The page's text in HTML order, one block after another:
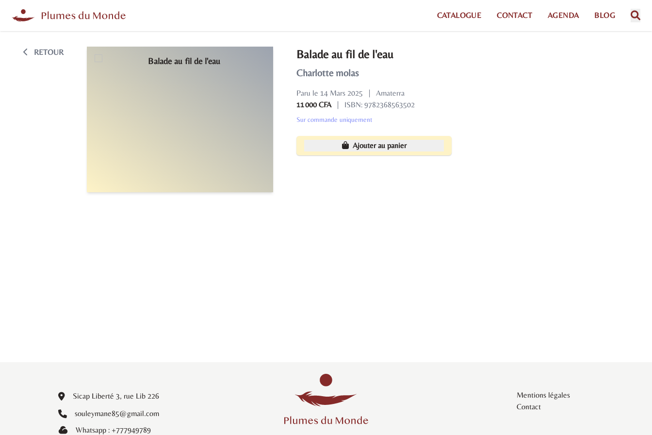
CATALOGUE CONTACT AGENDA BLOG
RETOUR Balade au fil de l'eau
Charlotte molas
Paru le 14 Mars 2025 |
Amaterra
11 000 CFA
| ISBN: 9782368563502
Sur commande uniquement
Ajouter au panier
Sicap Liberté 3, rue Lib 226
souleymane85@gmail.com
Whatsapp : +777949789
Mentions légales
Contact